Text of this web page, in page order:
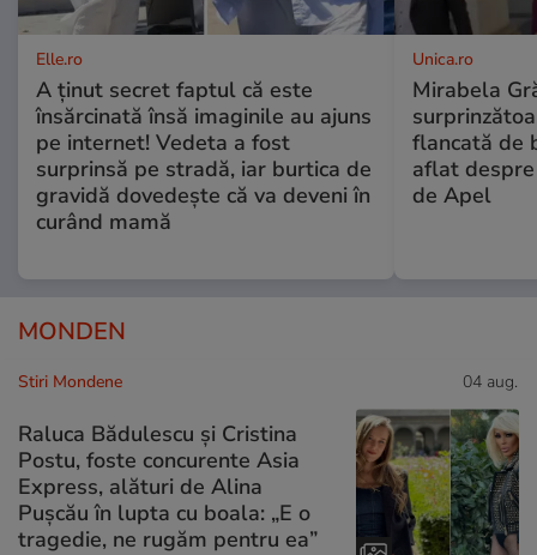
Elle.ro
A ținut secret faptul că este
însărcinată însă imaginile au ajuns
pe internet! Vedeta a fost
surprinsă pe stradă, iar burtica de
gravidă dovedește că va deveni în
curând mamă
Unica.ro
Mirabela
flancată de
aflat
de Apel
MONDEN
Stiri Mondene 04 aug.
Raluca Bădulescu și Cristina
Postu, foste concurente Asia
Express, alături de Alina
Pușcău în lupta cu boala: „E o
tragedie, ne rugăm pentru ea”